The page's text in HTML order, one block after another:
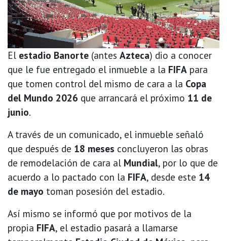
El estadio Banorte (antes Azteca) dio a conocer
que le fue entregado el inmueble a la FIFA para
que tomen control del mismo de cara a la Copa
del Mundo 2026 que arrancará el próximo 11 de
junio.
A través de un comunicado, el inmueble señaló
que después de 18 meses concluyeron las obras
de remodelación de cara al Mundial, por lo que de
acuerdo a lo pactado con la FIFA, desde este 14
de mayo toman posesión del estadio.
Así mismo se informó que por motivos de la
propia FIFA, el estadio pasará a llamarse